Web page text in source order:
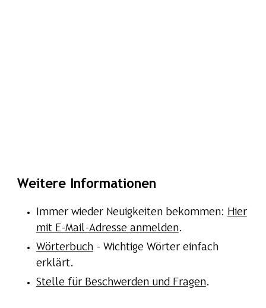
Weitere Informationen
Immer wieder Neuigkeiten bekommen: Hier
mit E-Mail-Adresse anmelden.
Wörterbuch- Wichtige Wörter einfach
erklärt.
Stelle für Beschwerden und Fragen.